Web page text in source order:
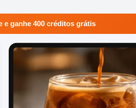
e ganhe 400 créditos grátis